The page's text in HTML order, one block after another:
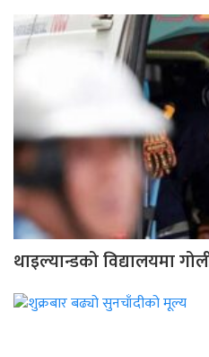
थाइल्यान्डको विद्यालयमा